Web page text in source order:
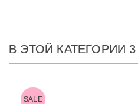
В ЭТОЙ КАТЕГОРИИ
SALE